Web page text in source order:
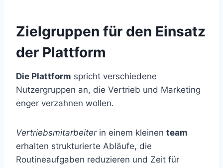
Zielgruppen für den Einsatz
der Plattform
Die Plattform spricht verschiedene
Nutzergruppen an, die Vertrieb und Marketing
enger verzahnen wollen.
Vertriebsmitarbeiterin einem kleinen team
erhalten strukturierte Abläufe, die
Routineaufgaben reduzieren und Zeit für